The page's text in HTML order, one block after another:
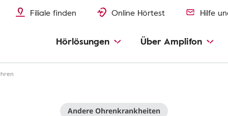
Filiale finden Online Hörtest Hilfe
Hörlösungen Über Amplifon
Andere Ohrenkrankheiten